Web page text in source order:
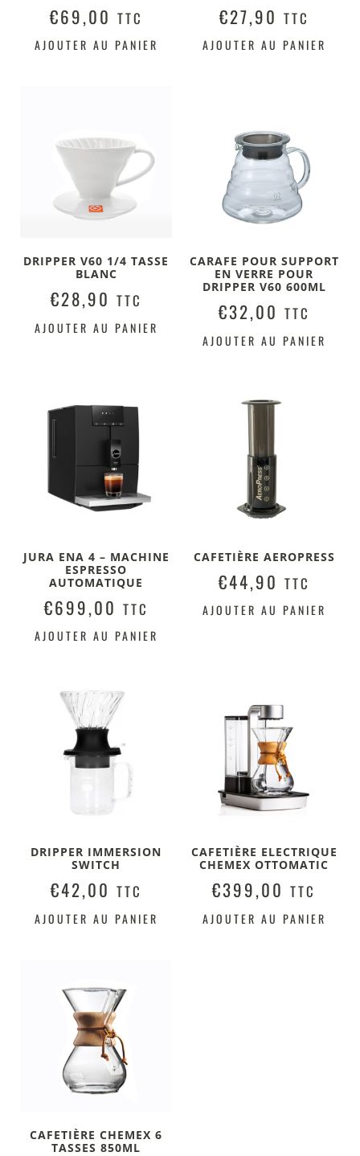
€69,00 TTC
AJOUTER AU PANIER
€27,90 TTC
AJOUTER AU PANIER
DRIPPER V60 1/4 TASSE
BLANC
€28,90 TTC
AJOUTER AU PANIER
CARAFE POUR SUPPORT
EN VERRE POUR
DRIPPER V60 600ML
€32,00 TTC
AJOUTER AU PANIER
JURA ENA 4 – MACHINE
ESPRESSO
AUTOMATIQUE
€699,00 TTC
AJOUTER AU PANIER
CAFETIÈRE AEROPRESS
€44,90 TTC
AJOUTER AU PANIER
DRIPPER IMMERSION
SWITCH
€42,00 TTC
AJOUTER AU PANIER
CAFETIÈRE ELECTRIQUE
CHEMEX OTTOMATIC
€399,00 TTC
AJOUTER AU PANIER
CAFETIÈRE CHEMEX 6
TASSES 850ML